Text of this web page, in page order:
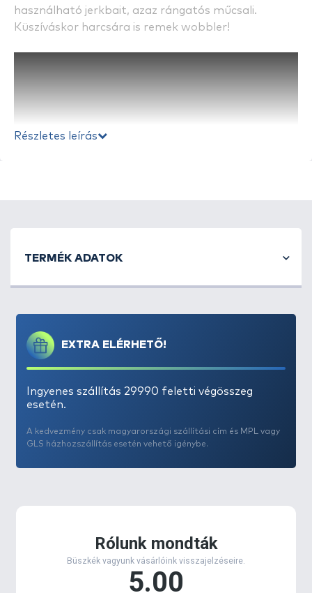
használható jerkbait, azaz rángatós műcsali.
Küszíváskor harcsára is remek wobbler!
Részletes leírás
EXTRA ELÉRHETŐ!
Ingyenes szállítás 29990 feletti végösszeg
esetén.
A kedvezmény csak magyarországi szállítási cím és MPL vagy
GLS házhozszállítás esetén vehető igénybe.
TERMÉK ADATOK